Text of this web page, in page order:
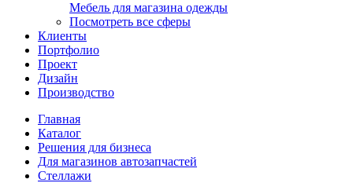
Мебель для магазина одежды
Посмотреть все сферы
Клиенты
Портфолио
Проект
Дизайн
Производство
Главная
Каталог
Решения для бизнеса
Для магазинов автозапчастей
Стеллажи